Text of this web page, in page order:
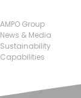
AMPO Group
News & Media
Sustainability
Capabilities